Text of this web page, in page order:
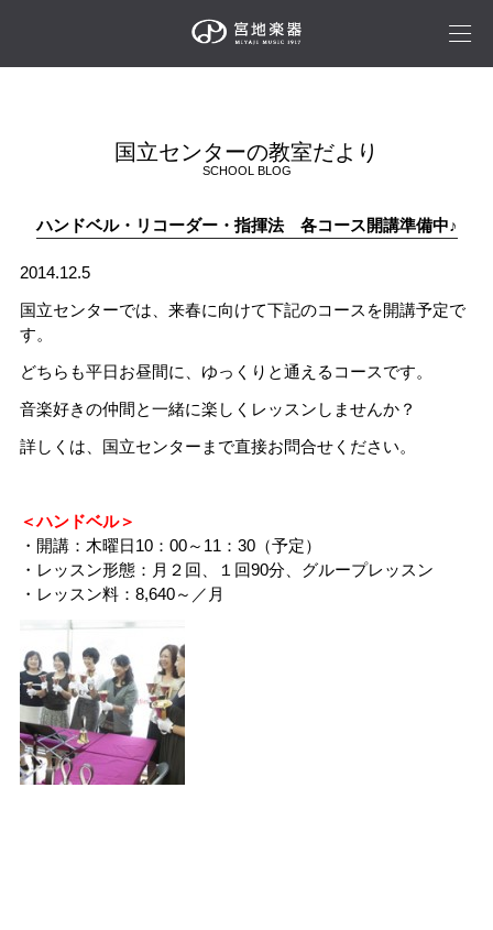
国立センターの教室だより
SCHOOL BLOG
ハンドベル・リコーダー・指揮法 各コース開講準備中♪
2014.12.5
国立センターでは、来春に向けて下記のコースを開講予定で
す。
どちらも平日お昼間に、ゆっくりと通えるコースです。
音楽好きの仲間と一緒に楽しくレッスンしませんか？
詳しくは、国立センターまで直接お問合せください。
＜ハンドベル＞
・開講：木曜日10：00～11：30（予定）
・レッスン形態：月２回、１回90分、グループレッスン
・レッスン料：8,640～／月